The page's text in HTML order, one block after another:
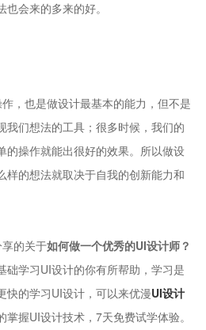
会来的多来的好。
，也是做设计最基本的能力，但不是
我们想法的工具；很多时候，我们的
的操作就能出很好的效果。所以做设
样的想法就取决于自我的创新能力和
的关于如何做一个优秀的UI设计师？
础学习UI设计的你有所帮助，学习是
快的学习UI设计，可以来优漫UI设计
握UI设计技术，7天免费试学体验。